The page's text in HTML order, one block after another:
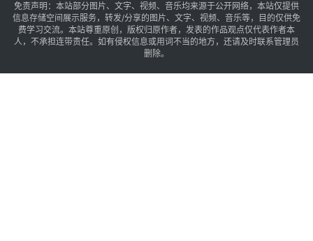
免责声明：本站部分图片、文字、视频、音乐均来源于公开网络，本站仅提供
信息存储空间展示服务，转发/分享的图片、文字、视频、音乐等，目的仅供免
费学习交流。本站尊重原创，版权归原作者，发表的作品观点仅代表作者本
人，不承担连带责任。如有侵权信息或用词不当的地方，还请及时联系管理员
删除。